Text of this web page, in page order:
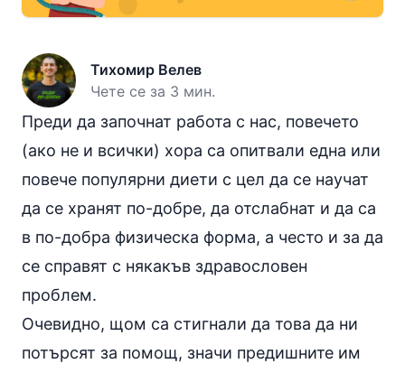
Тихомир Велев
Чете се за 3 мин.
Преди да започнат работа с нас, повечето
(ако не и всички) хора са опитвали една или
повече популярни диети с цел да се научат
да се хранят по-добре, да отслабнат и да са
в по-добра физическа форма, а често и за да
се справят с някакъв здравословен
проблем.
Очевидно, щом са стигнали да това да ни
потърсят за помощ, значи предишните им